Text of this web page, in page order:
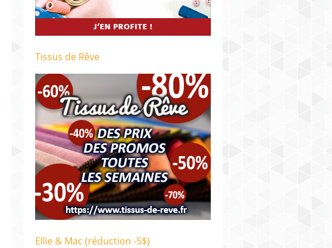
Tissus de Rêve
Ellie & Mac (réduction -5$)